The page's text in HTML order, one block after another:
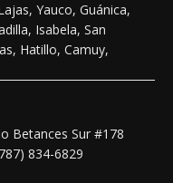
Yauco, Guánica,
Isabela, San
Hatillo, Camuy,
Betances Sur #178
834-6829